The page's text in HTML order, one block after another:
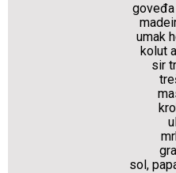
umak
kolut
sir
sol,